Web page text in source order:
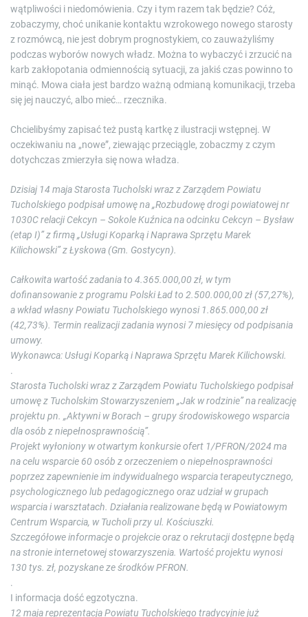
wątpliwości i niedomówienia. Czy i tym razem tak będzie? Cóż,
zobaczymy, choć unikanie kontaktu wzrokowego nowego starosty
z rozmówcą, nie jest dobrym prognostykiem, co zauważyliśmy
podczas wyborów nowych władz. Można to wybaczyć i zrzucić na
karb zakłopotania odmiennością sytuacji, za jakiś czas powinno to
minąć. Mowa ciała jest bardzo ważną odmianą komunikacji, trzeba
się jej nauczyć, albo mieć… rzecznika.
Chcielibyśmy zapisać też pustą kartkę z ilustracji wstępnej. W
oczekiwaniu na „nowe”, ziewając przeciągle, zobaczmy z czym
dotychczas zmierzyła się nowa władza.
Dzisiaj 14 maja Starosta Tucholski wraz z Zarządem Powiatu
Tucholskiego podpisał umowę na „Rozbudowę drogi powiatowej nr
1030C relacji Cekcyn – Sokole Kuźnica na odcinku Cekcyn – Bysław
(etap I)” z firmą „Usługi Koparką i Naprawa Sprzętu Marek
Kilichowski” z Łyskowa (Gm. Gostycyn).
Całkowita wartość zadania to 4.365.000,00 zł, w tym
dofinansowanie z programu Polski Ład to 2.500.000,00 zł (57,27%),
a wkład własny Powiatu Tucholskiego wynosi 1.865.000,00 zł
(42,73%). Termin realizacji zadania wynosi 7 miesięcy od podpisania
umowy.
Wykonawca: Usługi Koparką i Naprawa Sprzętu Marek Kilichowski.
.
Starosta Tucholski wraz z Zarządem Powiatu Tucholskiego podpisał
umowę z Tucholskim Stowarzyszeniem „Jak w rodzinie” na realizację
projektu pn. „Aktywni w Borach – grupy środowiskowego wsparcia
dla osób z niepełnosprawnością”.
Projekt wyłoniony w otwartym konkursie ofert 1/PFRON/2024 ma
na celu wsparcie 60 osób z orzeczeniem o niepełnosprawności
poprzez zapewnienie im indywidualnego wsparcia terapeutycznego,
psychologicznego lub pedagogicznego oraz udział w grupach
wsparcia i warsztatach. Działania realizowane będą w Powiatowym
Centrum Wsparcia, w Tucholi przy ul. Kościuszki.
Szczegółowe informacje o projekcie oraz o rekrutacji dostępne będą
na stronie internetowej stowarzyszenia. Wartość projektu wynosi
130 tys. zł, pozyskane ze środków PFRON.
.
I informacja dość egzotyczna.
12 maja reprezentacja Powiatu Tucholskiego tradycyjnie już